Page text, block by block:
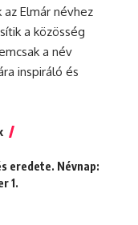
Elmár névhez
a közösség
a név
inspiráló és
eredete. Névnap:
1.